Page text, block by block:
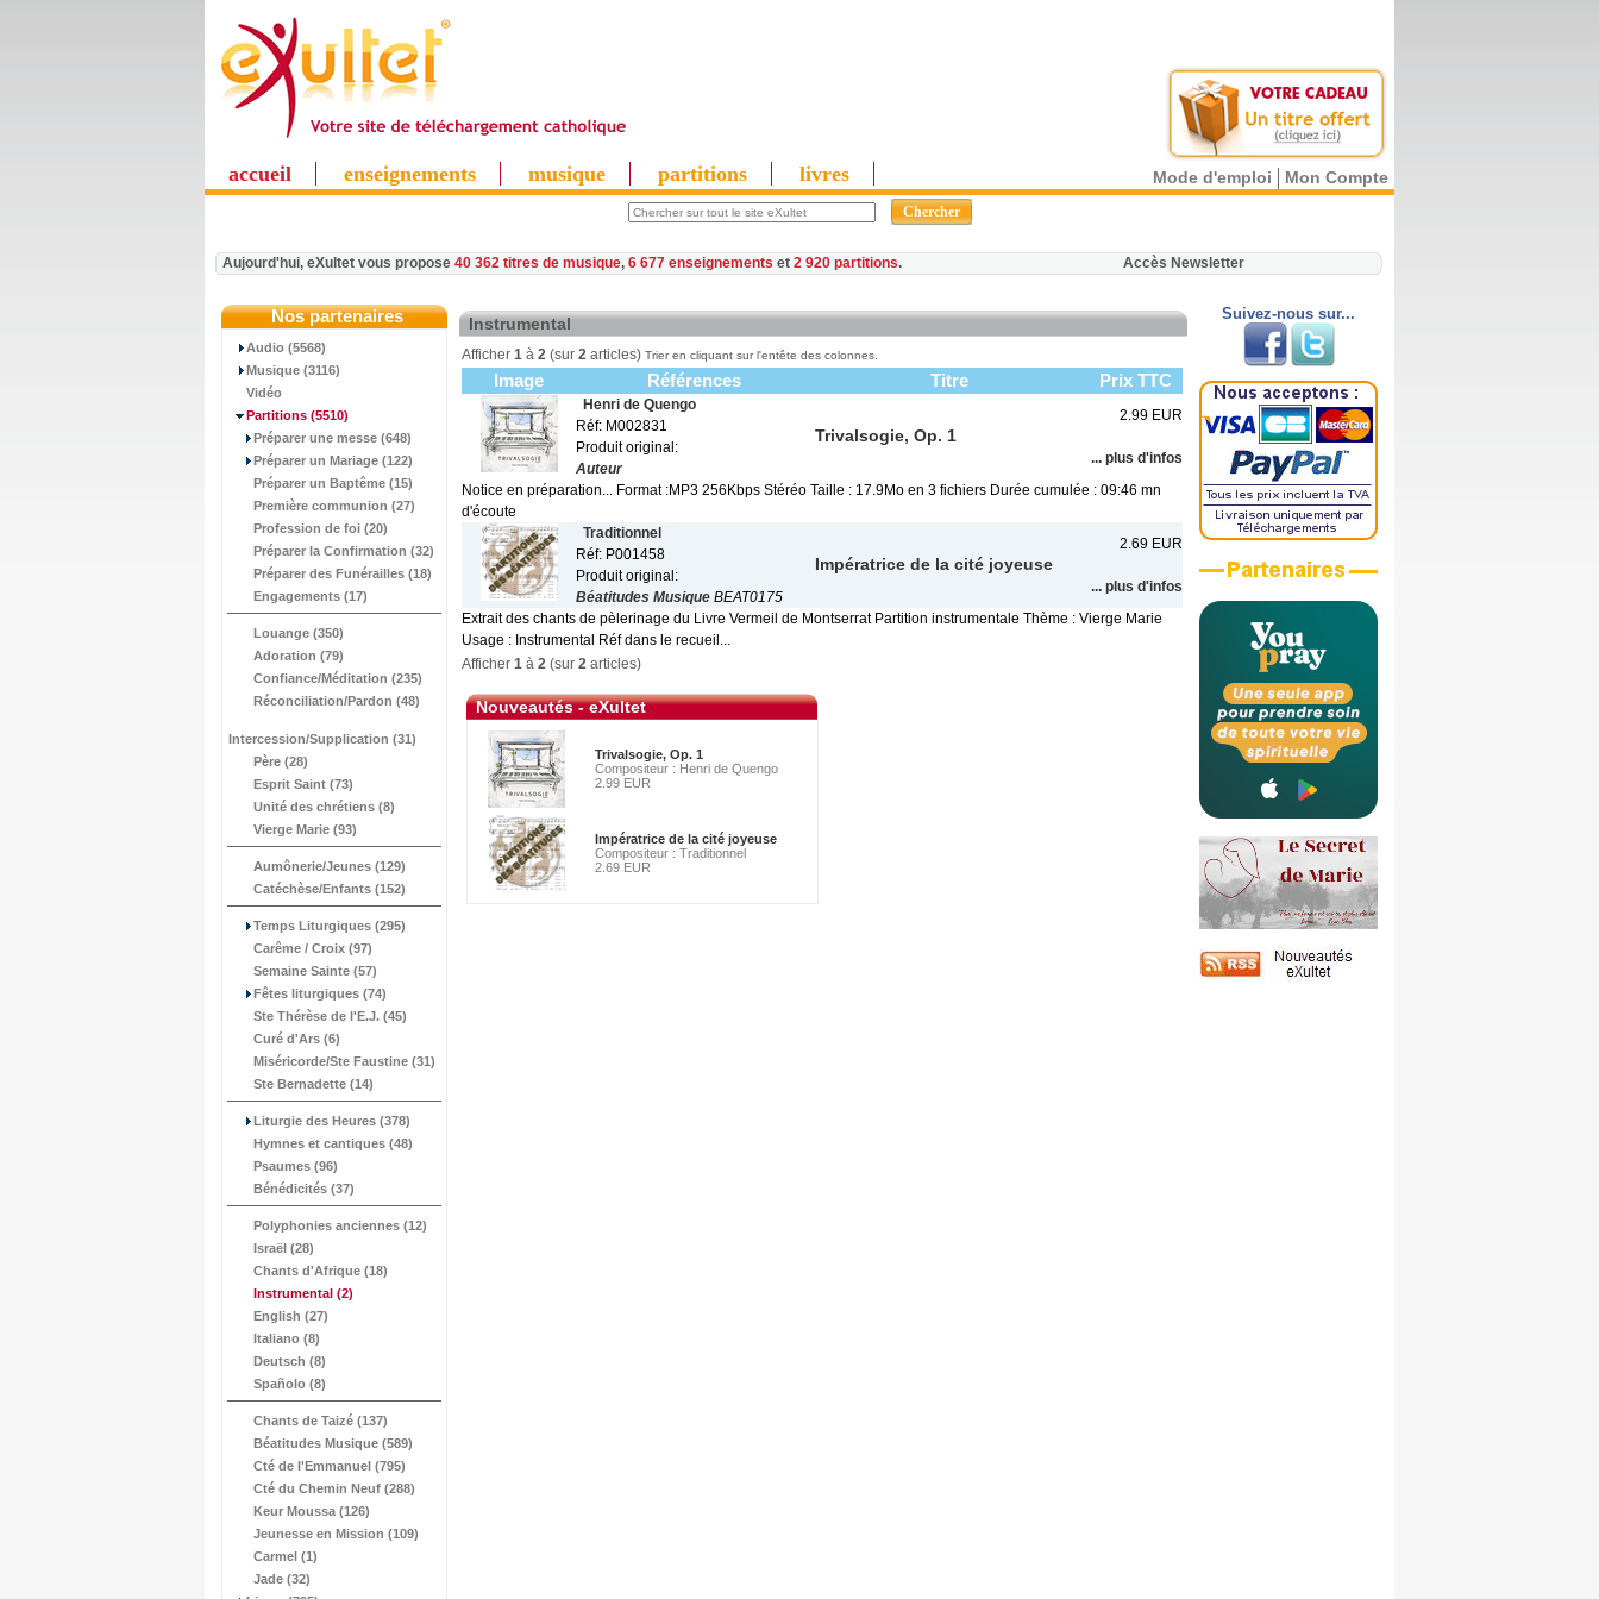
accueil enseignements musique partitions livres Mode d'emploi Mon Compte
Aujourd'hui, eXultet vous propose 40 362 titres de musique, 6 677 enseignements et 2 920 partitions. Accès Newsletter
Nos partenaires
Audio (5568)
Musique (3116)
Vidéo
Partitions (5510)
Préparer une messe (648)
Préparer un Mariage (122)
Préparer un Baptême (15)
Première communion (27)
Profession de foi (20)
Préparer la Confirmation (32)
Préparer des Funérailles (18)
Engagements (17)
Louange (350)
Adoration (79)
Confiance/Méditation (235)
Réconciliation/Pardon (48)
Intercession/Supplication (31)
Père (28)
Esprit Saint (73)
Unité des chrétiens (8)
Vierge Marie (93)
Aumônerie/Jeunes (129)
Catéchèse/Enfants (152)
Temps Liturgiques (295)
Carême / Croix (97)
Semaine Sainte (57)
Fêtes liturgiques (74)
Ste Thérèse de l'E.J. (45)
Curé d'Ars (6)
Miséricorde/Ste Faustine (31)
Ste Bernadette (14)
Liturgie des Heures (378)
Hymnes et cantiques (48)
Psaumes (96)
Bénédicités (37)
Polyphonies anciennes (12)
Israël (28)
Chants d'Afrique (18)
Instrumental (2)
English (27)
Italiano (8)
Deutsch (8)
Spañolo (8)
Chants de Taizé (137)
Béatitudes Musique (589)
Cté de l'Emmanuel (795)
Cté du Chemin Neuf (288)
Keur Moussa (126)
Jeunesse en Mission (109)
Carmel (1)
Jade (32)
Instrumental
Afficher 1 à 2 (sur 2 articles) Trier en cliquant sur l'entête des colonnes.
Image Références Titre Prix TTC
Henri de Quengo
Réf: M002831
Produit original:
Auteur
Trivalsogie, Op. 1
2.99 EUR
... plus d'infos
Notice en préparation... Format :MP3 256Kbps Stéréo Taille : 17.9Mo en 3 fichiers Durée cumulée : 09:46 mn
d'écoute
Traditionnel
Réf: P001458
Produit original:
Béatitudes Musique BEAT0175
Impératrice de la cité joyeuse
2.69 EUR
... plus d'infos
Extrait des chants de pèlerinage du Livre Vermeil de Montserrat Partition instrumentale Thème : Vierge Marie
Usage : Instrumental Réf dans le recueil...
Afficher 1 à 2 (sur 2 articles)
Nouveautés - eXultet
Trivalsogie, Op. 1
Compositeur : Henri de Quengo
2.99 EUR
Impératrice de la cité joyeuse
Compositeur : Traditionnel
2.69 EUR
Suivez-nous sur...